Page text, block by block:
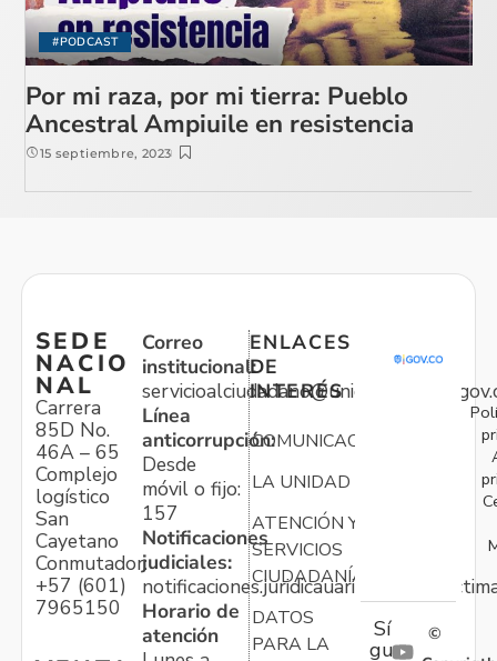
#PODCAST
Por mi raza, por mi tierra: Pueblo
Ancestral Ampiuile en resistencia
15 septiembre, 2023
SEDE
NACIO
NAL
Carrera
85D No.
46A – 65
Complejo
logístico
San
Cayetano
Conmutador:
+57 (601)
7965150
Correo
institucional:
Línea
anticorrupción:
Desde
móvil o fijo:
157
Notificaciones
judiciales:
Horario de
atención
ENLACES
DE
INTERÉS
COMUNICACIONES
LA UNIDAD
ATENCIÓN Y
SERVICIOS
CIUDADANÍA
DATOS
PARA LA
Sí
gu
©